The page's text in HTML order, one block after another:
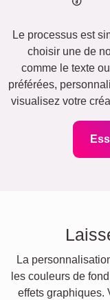
Le processus est
choisir une de
comme le texte
préférées,
visualisez votre
La
les couleurs de
effets graphiques.